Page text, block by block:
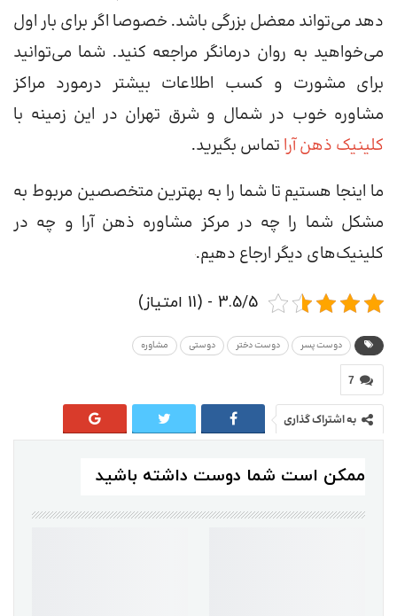
دهد می‌تواند معضل بزرگی باشد. خصوصا اگر برای بار اول
می‌خواهید به روان درمانگر مراجعه کنید. شما می‌توانید
برای مشورت و کسب اطلاعات بیشتر درمورد مراکز
مشاوره خوب در شمال و شرق تهران در این زمینه با
کلینیک ذهن آرا تماس بگیرید.
ما اینجا هستیم تا شما را به بهترین متخصصین مربوط به
مشکل شما را چه در مرکز مشاوره ذهن آرا و چه در
کلینیک‌های دیگر ارجاع دهیم.
3.5/5 - (11 امتیاز)
دوست پسر دوست دختر دوستی مشاوره
7
به اشتراک گذاری
ممکن است شما دوست داشته باشید